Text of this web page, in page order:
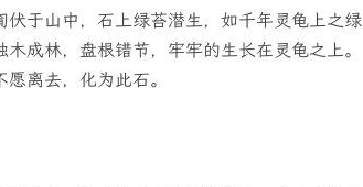
于山中，石上绿苔潜生，如千年灵龟上之绿
成林，盘根错节，牢牢的生长在灵龟之上。
离去，化为此石。